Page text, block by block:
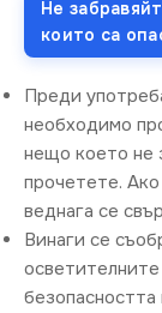
Не
които са
Преди
необходимо
нещо което не
прочетете.
веднага се
Винаги се
безопасността